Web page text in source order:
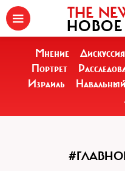
THE
НОВОЕ
Мнение Дискуссия
Портрет
Израиль
Навальный